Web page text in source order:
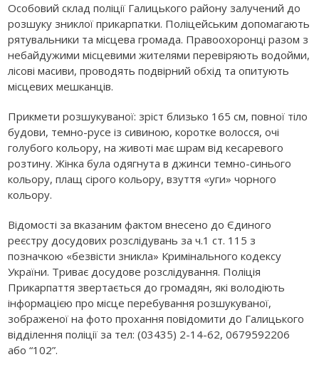
Особовий склад поліції Галицького району залучений до
розшуку зниклої прикарпатки. Поліцейським допомагають
рятувальники та місцева громада. Правоохоронці разом з
небайдужими місцевими жителями перевіряють водойми,
лісові масиви, проводять подвірний обхід та опитують
місцевих мешканців.
Прикмети розшукуваної: зріст близько 165 см, повної тіло
будови, темно-русе із сивиною, коротке волосся, очі
голубого кольору, на животі має шрам від кесаревого
розтину. Жінка була одягнута в джинси темно-синього
кольору, плащ сірого кольору, взуття «уги» чорного
кольору.
Відомості за вказаним фактом внесено до Єдиного
реєстру досудових розслідувань за ч.1 ст. 115 з
позначкою «безвісти зникла» Кримінального кодексу
України. Триває досудове розслідування. Поліція
Прикарпаття звертається до громадян, які володіють
інформацією про місце перебування розшукуваної,
зображеної на фото прохання повідомити до Галицького
відділення поліції за тел: (03435) 2-14-62, 0679592206
або “102”.